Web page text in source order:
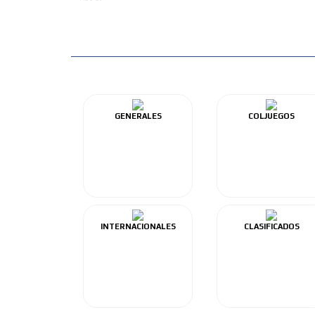
GENERALES COLJUEGOS
INTERNACIONALES CLASIFICADOS